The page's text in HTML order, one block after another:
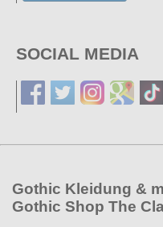
SOCIAL MEDIA
Gothic Kleidung &
Gothic Shop The